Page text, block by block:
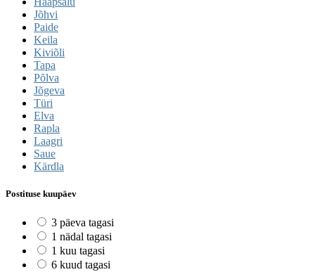
Jõhvi
Paide
Keila
Kiviõli
Tapa
Põlva
Jõgeva
Türi
Elva
Rapla
Laagri
Saue
Kärdla
Postituse kuupäev
3 päeva tagasi
1 nädal tagasi
1 kuu tagasi
6 kuud tagasi